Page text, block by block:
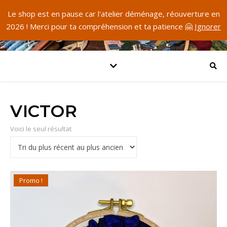
Le shop est en pause car l'atelier déménage, réouverture en
2026 ! Merci pour ta compréhension et ta patience 🤗 Ignorer
VICTOR
Voici le seul résultat
Promo !